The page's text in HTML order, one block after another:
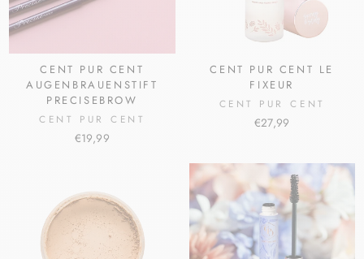
CENT PUR CENT
AUGENBRAUENSTIFT
PRECISEBROW
CENT PUR CENT
€19,99
CENT PUR CENT LE
FIXEUR
CENT PUR CENT
€27,99